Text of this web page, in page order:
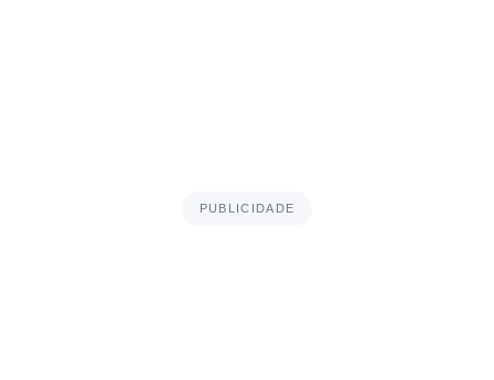
PUBLICIDADE